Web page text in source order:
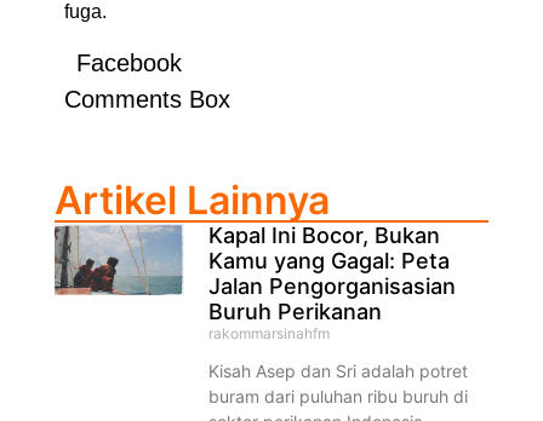
fuga.
Facebook
Comments Box
Artikel Lainnya
Kapal Ini Bocor, Bukan
Kamu yang Gagal: Peta
Jalan Pengorganisasian
Buruh Perikanan
rakommarsinahfm
Kisah Asep dan Sri adalah potret
buram dari puluhan ribu buruh di